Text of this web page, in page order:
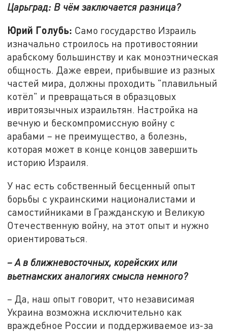
Царьград: В чём заключается разница?
Юрий Голубь: Само государство Израиль
изначально строилось на противостоянии
арабскому большинству и как моноэтническая
общность. Даже евреи, прибывшие из разных
частей мира, должны проходить "плавильный
котёл" и превращаться в образцовых
ивритоязычных израильтян. Настройка на
вечную и бескомпромиссную войну с
арабами – не преимущество, а болезнь,
которая может в конце концов завершить
историю Израиля.
У нас есть собственный бесценный опыт
борьбы с украинскими националистами и
самостийниками в Гражданскую и Великую
Отечественную войну, на этот опыт и нужно
ориентироваться.
– А в ближневосточных, корейских или
вьетнамских аналогиях смысла немного?
– Да, наш опыт говорит, что независимая
Украина возможна исключительно как
враждебное России и поддерживаемое из-за